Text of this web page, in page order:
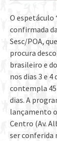
O espetáculo
confirmada
Sesc/POA,
procura
brasileiro e
nos dias 3 e
contempla
dias. A
lançamento
Centro (Av.
ser conferida